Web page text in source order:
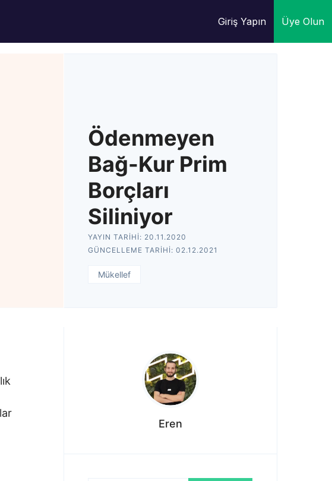
Giriş Yapın Üye Olun
Ödenmeyen
Bağ-Kur Prim
Borçları
Siliniyor
YAYIN TARIHI: 20.11.2020
GÜNCELLEME TARIHI: 02.12.2021
Mükellef
Eren